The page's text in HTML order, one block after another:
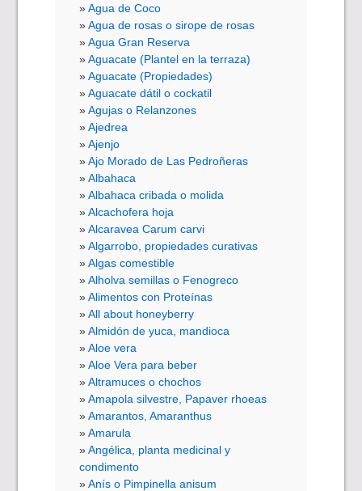
Agua de Coco
Agua de rosas o sirope de rosas
Agua Gran Reserva
Aguacate (Plantel en la terraza)
Aguacate (Propiedades)
Aguacate dátil o cockatil
Agujas o Relanzones
Ajedrea
Ajenjo
Ajo Morado de Las Pedroñeras
Albahaca
Albahaca cribada o molida
Alcachofera hoja
Alcaravea Carum carvi
Algarrobo, propiedades curativas
Algas comestible
Alholva semillas o Fenogreco
Alimentos con Proteínas
All about honeyberry
Almidón de yuca, mandioca
Aloe vera
Aloe Vera para beber
Altramuces o chochos
Amapola silvestre, Papaver rhoeas
Amarantos, Amaranthus
Amarula
Angélica, planta medicinal y
condimento
Anís o Pimpinella anisum